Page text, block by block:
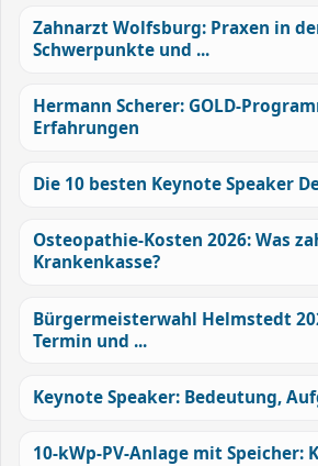
Zahnarzt Wolfsburg: Praxen in
Schwerpunkte und ...
Hermann Scherer: GOLD-
Erfahrungen
Die 10 besten Keynote Speaker
Osteopathie-Kosten 2026: Was
Krankenkasse?
Bürgermeisterwahl Helmstedt
Termin und ...
Keynote Speaker: Bedeutung,
10-kWp-PV-Anlage mit Speicher: